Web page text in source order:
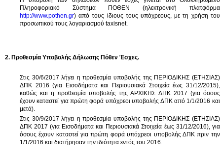
Πληροφοριακό Σύστημα ΠΟΘΕΝ (ηλεκτρονική πλατφόρμα
http://www.pothen.gr) από τους ίδιους τους υπόχρεους, με τη χρήση του
προσωπικού τους λογαριασμού taxisnet.
2. Προθεσμία Υποβολής Δήλωσης Πόθεν Έσχες.
Στις 30/6/2017 λήγει η προθεσμία υποβολής της ΠΕΡΙΟΔΙΚΗΣ (ΕΤΗΣΙΑΣ)
ΔΠΚ 2016 (για Εισοδήματα και Περιουσιακά Στοιχεία έως 31/12/2015),
καθώς και η προθεσμία υποβολής της ΑΡΧΙΚΗΣ ΔΠΚ 2017 (για όσους
έχουν καταστεί για πρώτη φορά υπόχρεοι υποβολής ΔΠΚ από 1/1/2016 και
μετά).
Στις 30/9/2017 λήγει η προθεσμία υποβολής της ΠΕΡΙΟΔΙΚΗΣ (ΕΤΗΣΙΑΣ)
ΔΠΚ 2017 (για Εισοδήματα και Περιουσιακά Στοιχεία έως 31/12/2016), για
όσους έχουν καταστεί για πρώτη φορά υπόχρεοι υποβολής ΔΠΚ πριν την
1/1/2016 και διατήρησαν την ιδιότητα εντός του 2016.